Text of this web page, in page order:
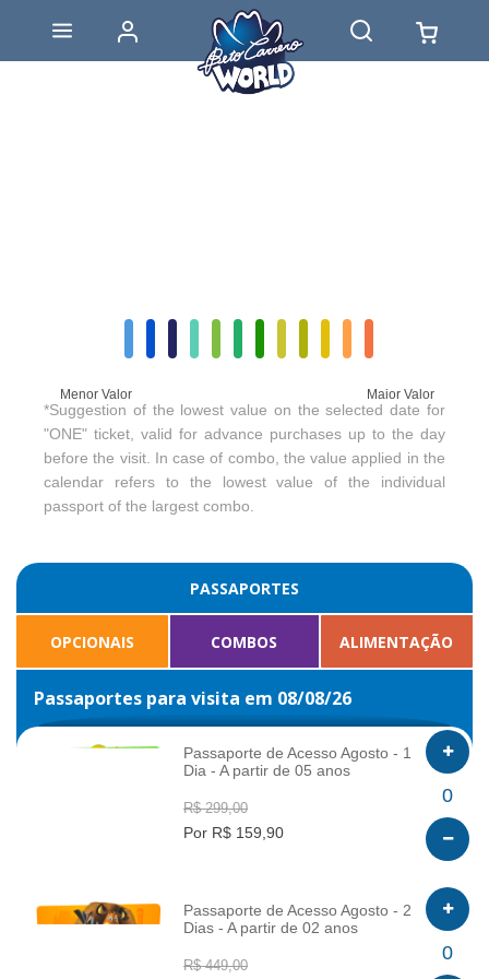
Menor Valor Maior Valor
*Suggestion of the lowest value on the selected date for
"ONE" ticket, valid for advance purchases up to the day
before the visit. In case of combo, the value applied in the
calendar refers to the lowest value of the individual
passport of the largest combo.
PASSAPORTES
OPCIONAIS COMBOS ALIMENTAÇÃO
Passaportes para visita em 08/08/26
Passaporte de Acesso Agosto - 1
Dia - A partir de 05 anos
R$ 299,00
Por R$ 159,90
0
Passaporte de Acesso Agosto - 2
Dias - A partir de 02 anos
R$ 449,00
0